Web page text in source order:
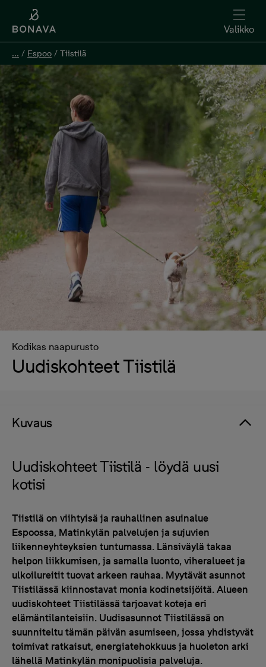
Valikko
... / Espoo / Tiistilä
Kodikas naapurusto
Uudiskohteet Tiistilä
Kuvaus
Uudiskohteet Tiistilä - löydä uusi
kotisi
Tiistilä on viihtyisä ja rauhallinen asuinalue
Espoossa, Matinkylän palvelujen ja sujuvien
liikenneyhteyksien tuntumassa. Länsiväylä takaa
helpon liikkumisen, ja samalla luonto, viheralueet ja
ulkoilureitit tuovat arkeen rauhaa. Myytävät asunnot
Tiistilässä kiinnostavat monia kodinetsijöitä. Alueen
uudiskohteet Tiistilässä tarjoavat koteja eri
elämäntilanteisiin. Uudisasunnot Tiistilässä on
suunniteltu tämän päivän asumiseen, jossa yhdistyvät
toimivat ratkaisut, energiatehokkuus ja huoleton arki
lähellä Matinkylän monipuolisia palveluja.